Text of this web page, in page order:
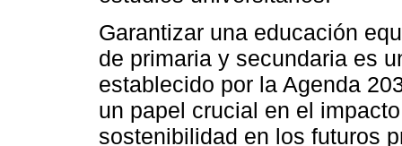
Garantizar una educación
de primaria y secundaria es
establecido por la Agenda
un papel crucial en el
sostenibilidad en los futuros